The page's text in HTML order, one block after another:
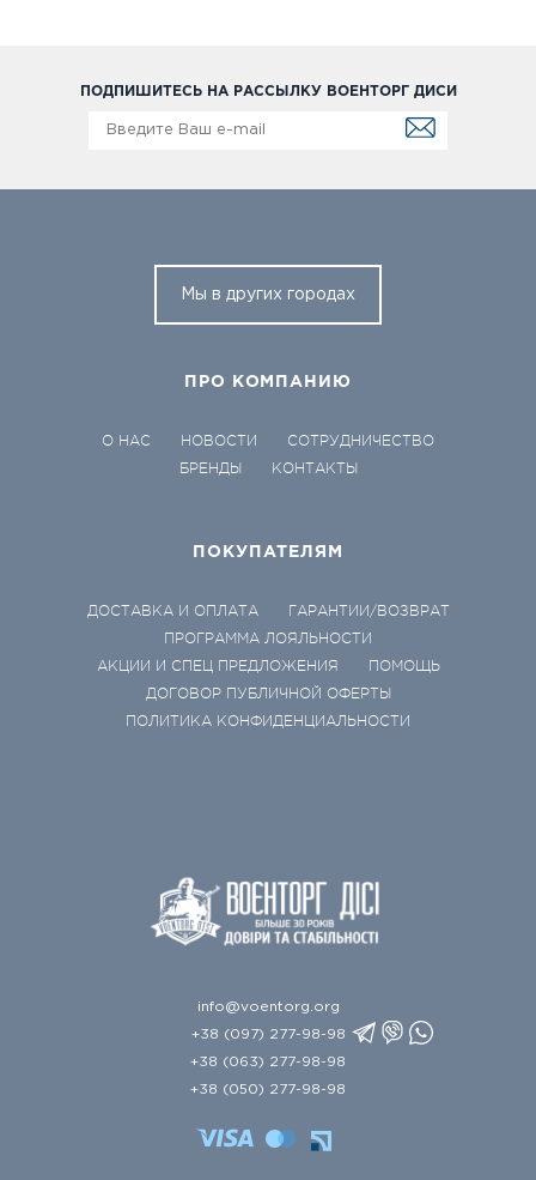
ПОДПИШИТЕСЬ НА РАССЫЛКУ ВОЕНТОРГ ДИСИ
Мы в других городах
ПРО КОМПАНИЮ
О НАС НОВОСТИ
СОТРУДНИЧЕСТВО
БРЕНДЫ
КОНТАКТЫ
ПОКУПАТЕЛЯМ
ДОСТАВКА И ОПЛАТА
ГАРАНТИИ/ВОЗВРАТ
ПРОГРАММА ЛОЯЛЬНОСТИ
АКЦИИ И СПЕЦ ПРЕДЛОЖЕНИЯ
ПОМОЩЬ
ДОГОВОР ПУБЛИЧНОЙ ОФЕРТЫ
ПОЛИТИКА КОНФИДЕНЦИАЛЬНОСТИ
info@voentorg.org
+38 (097) 277-98-98
+38 (063) 277-98-98
+38 (050) 277-98-98